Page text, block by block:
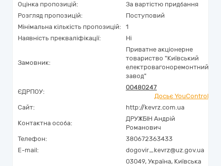
Оцінка пропозицій:
За вартістю придбання
Розгляд пропозицій:
Поступовий
Мінімальна кількість пропозицій:
1
Наявність прекваліфікації:
Ні
Замовник:
Приватне акціонерне
товариство "Київський
електровагоноремонтний
завод"
ЄДРПОУ:
00480247
Досьє YouControl
Сайт:
http://kevrz.com.ua
Контактна особа:
ДРУЖБІН Андрій
Романович
Телефон:
380672363433
E-mail:
dogovir_kevrz@uz.gov.ua
03049, Україна, Київська